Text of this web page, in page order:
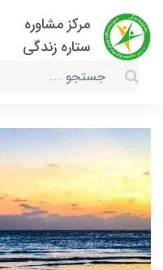
مرکز مشاوره
ستاره زندگی